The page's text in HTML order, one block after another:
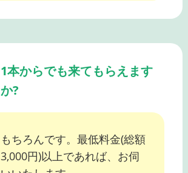
1本からでも来てもらえます
か?
もちろんです。最低料金(総額
3,000円)以上であれば、お伺